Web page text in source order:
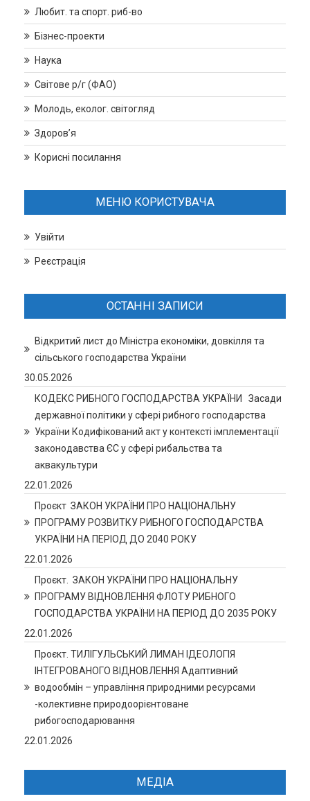
Любит. та спорт. риб-во
Бізнес-проекти
Наука
Світове р/г (ФАО)
Молодь, еколог. світогляд
Здоров’я
Корисні посилання
МЕНЮ КОРИСТУВАЧА
Увійти
Реєстрація
ОСТАННІ ЗАПИСИ
Відкритий лист до Міністра економіки, довкілля та
сільського господарства України
30.05.2026
КОДЕКС РИБНОГО ГОСПОДАРСТВА УКРАЇНИ Засади
державної політики у сфері рибного господарства
України Кодифікований акт у контексті імплементації
законодавства ЄС у сфері рибальства та
аквакультури
22.01.2026
Проєкт ЗАКОН УКРАЇНИ ПРО НАЦІОНАЛЬНУ
ПРОГРАМУ РОЗВИТКУ РИБНОГО ГОСПОДАРСТВА
УКРАЇНИ НА ПЕРІОД ДО 2040 РОКУ
22.01.2026
Проєкт. ЗАКОН УКРАЇНИ ПРО НАЦІОНАЛЬНУ
ПРОГРАМУ ВІДНОВЛЕННЯ ФЛОТУ РИБНОГО
ГОСПОДАРСТВА УКРАЇНИ НА ПЕРІОД ДО 2035 РОКУ
22.01.2026
Проєкт. ТИЛІГУЛЬСЬКИЙ ЛИМАН ІДЕОЛОГІЯ
ІНТЕГРОВАНОГО ВІДНОВЛЕННЯ Адаптивний
водообмін – управління природними ресурсами
-колективне природоорієнтоване
рибогосподарювання
22.01.2026
МЕДІА